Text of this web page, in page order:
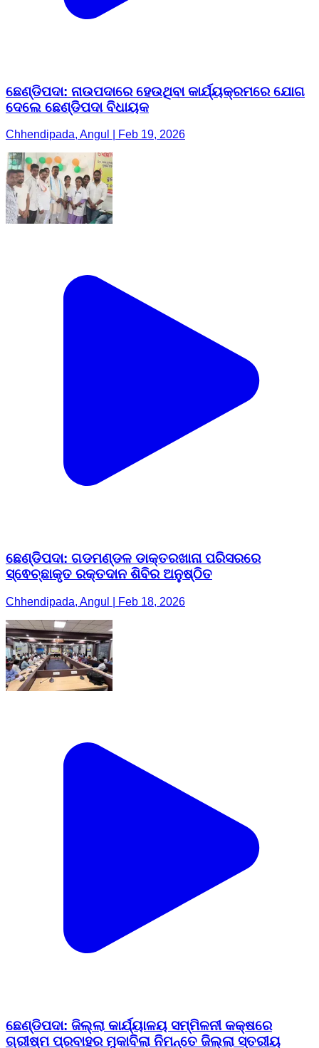
ଛେଣ୍ଡିପଦା: ନାଉପଦାରେ ହେଉଥିବା କାର୍ଯ୍ୟକ୍ରମରେ ଯୋଗ
ଦେଲେ ଛେଣ୍ଡିପଦା ବିଧାୟକ
Chhendipada, Angul | Feb 19, 2026
ଛେଣ୍ଡିପଦା: ଗଡମଣ୍ଡଳ ଡାକ୍ତରଖାନା ପରିସରରେ
ସ୍ଵେଚ୍ଛାକୃତ ରକ୍ତଦାନ ଶିବିର ଅନୁଷ୍ଠିତ
Chhendipada, Angul | Feb 18, 2026
ଛେଣ୍ଡିପଦା: ଜିଲ୍ଲା କାର୍ଯ୍ୟାଳୟ ସମ୍ମିଳନୀ କକ୍ଷରେ
ଗ୍ରୀଷ୍ମ ପ୍ରବାହର ମୁକାବିଲା ନିମନ୍ତେ ଜିଲ୍ଲା ସ୍ତରୀୟ